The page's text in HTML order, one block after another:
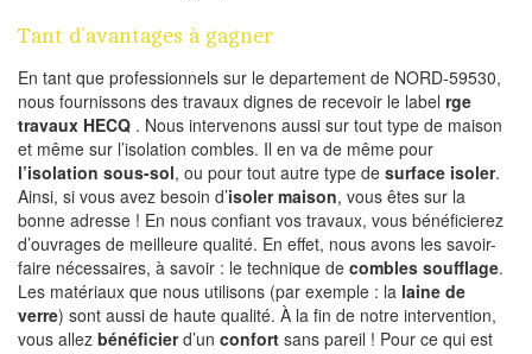
Tant d’avantages à gagner
En tant que professionnels sur le departement de NORD-59530,
nous fournissons des travaux dignes de recevoir le label rge
travaux HECQ . Nous intervenons aussi sur tout type de maison
et même sur l’isolation combles. Il en va de même pour
l’isolation sous-sol, ou pour tout autre type de surface isoler.
Ainsi, si vous avez besoin d’isoler maison, vous êtes sur la
bonne adresse ! En nous confiant vos travaux, vous bénéficierez
d’ouvrages de meilleure qualité. En effet, nous avons les savoir-
faire nécessaires, à savoir : le technique de combles soufflage.
Les matériaux que nous utilisons (par exemple : la laine de
verre) sont aussi de haute qualité. À la fin de notre intervention,
vous allez bénéficierd’un confort sans pareil ! Pour ce qui est